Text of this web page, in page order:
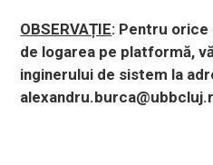
OBSERVAȚIE: Pentru
de logarea pe platformă,
inginerului de sistem la